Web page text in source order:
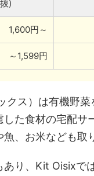
)
1,600円～
～1,599円
クス）は有機野菜
した食材の宅配サ
、お米なども取
あり、Kit Oisixで